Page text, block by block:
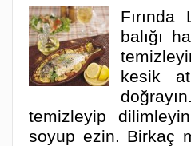
Fırında
balığı
kesik
temizleyip
soyup ezin. Birkaç